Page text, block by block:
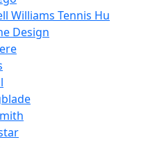
Williams Tennis Hu
Design